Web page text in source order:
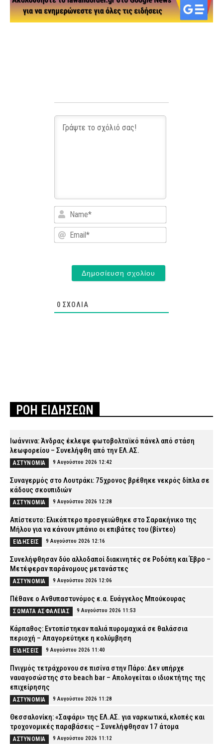
Name*
Email*
0 ΣΧΌΛΙΑ
ΡΟΗ ΕΙΔΗΣΕΩΝ
Ιωάννινα: Άνδρας έκλεψε φωτοβολταϊκό πάνελ από στάση
λεωφορείου – Συνελήφθη από την ΕΛ.ΑΣ.
ΑΣΤΥΝΟΜΙΑ 9 Αυγούστου 2026 12:42
Συναγερμός στο Λουτράκι: 75χρονος βρέθηκε νεκρός δίπλα σε
κάδους σκουπιδιών
ΑΣΤΥΝΟΜΙΑ 9 Αυγούστου 2026 12:28
Απίστευτο: Ελικόπτερο προσγειώθηκε στο Σαρακήνικο της
Μήλου για να κάνουν μπάνιο οι επιβάτες του (βίντεο)
ΕΙΔΗΣΕΙΣ 9 Αυγούστου 2026 12:16
Συνελήφθησαν δύο αλλοδαποί διακινητές σε Ροδόπη και Έβρο –
Μετέφεραν παράνομους μετανάστες
ΑΣΤΥΝΟΜΙΑ 9 Αυγούστου 2026 12:06
Πέθανε ο Ανθυπαστυνόμος ε.α. Ευάγγελος Μπούκουρας
ΣΩΜΑΤΑ ΑΣΦΑΛΕΙΑΣ 9 Αυγούστου 2026 11:53
Κάρπαθος: Εντοπίστηκαν παλιά πυρομαχικά σε θαλάσσια
περιοχή – Απαγορεύτηκε η κολύμβηση
ΕΙΔΗΣΕΙΣ 9 Αυγούστου 2026 11:40
Πνιγμός τετράχρονου σε πισίνα στην Πάρο: Δεν υπήρχε
ναυαγοσώστης στο beach bar – Απολογείται ο ιδιοκτήτης της
επιχείρησης
ΑΣΤΥΝΟΜΙΑ 9 Αυγούστου 2026 11:28
Θεσσαλονίκη: «Σαφάρι» της ΕΛ.ΑΣ. για ναρκωτικά, κλοπές και
τροχονομικές παραβάσεις – Συνελήφθησαν 17 άτομα
ΑΣΤΥΝΟΜΙΑ 9 Αυγούστου 2026 11:12